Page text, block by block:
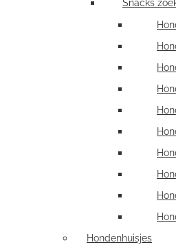
Snacks
Hondenhuisjes